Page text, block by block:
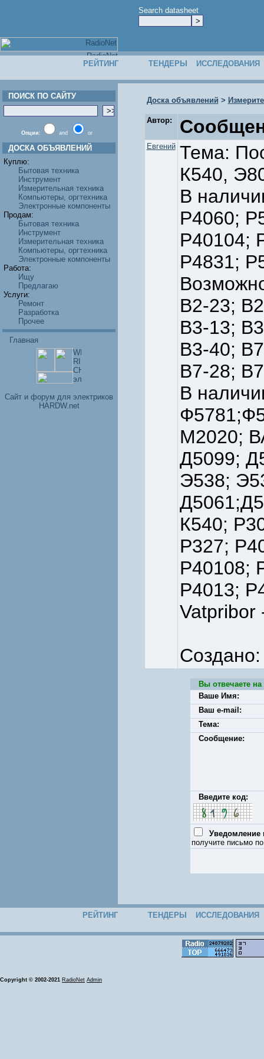
Search datasheet
РЕЙТИНГ ТЕНДЕРЫ ИССЛЕДОВАНИЯ
ПОИСК ПО САЙТУ
Опции: and or
ДОСКА ОБЪЯВЛЕНИЙ
Куплю:
Бытовая техника
Инструмент
Измерительная техника
Компьютеры, оргтехника
Электронные компоненты
Продам:
Бытовая техника
Инструмент
Измерительная техника
Компьютеры, оргтехника
Электронные компоненты
Работа:
Ищу
Предлагаю
Услуги:
Ремонт
Разработка
Прочее
Главная
Cайт и форум для электриков
HARDW.net
Доска объявлений >
Автор:
Евгений Тема:
К540,
В
Р4060;
Р40104;
Р4831;
В2-23;
В3-13;
В3-40;
В7-28;
В
М2020;
Д5099;
Э538;
К540;
Р327;
Р40108;
Р4013;
Vatpribor
Вы отвечаете
Ваше Имя:
Ваш e-mail:
Тема:
Сообщение:
Введите код:
Уведомление
получите письмо
РЕЙТИНГ ТЕНДЕРЫ ИССЛЕДОВАНИЯ
Copyright © 2002-2021 RadioNet Admin